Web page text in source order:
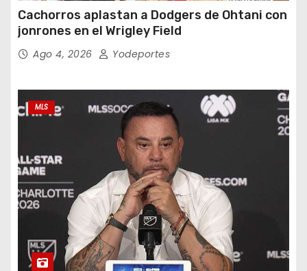
Cachorros aplastan a Dodgers de Ohtani con
jonrones en el Wrigley Field
Ago 4, 2026 Yodeportes
MLS